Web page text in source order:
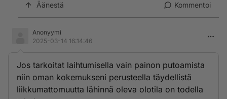
Äänestä Kommentoi
Anonyymi
2025-03-14 16:14:46
Jos tarkoitat laihtumisella vain painon putoamista
niin oman kokemukseni perusteella täydellistä
liikkumattomuutta lähinnä oleva olotila on todella